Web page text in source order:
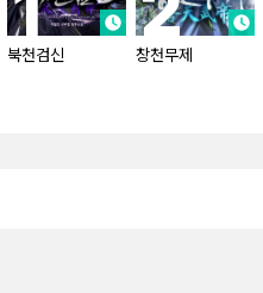
북천검신 창천무제